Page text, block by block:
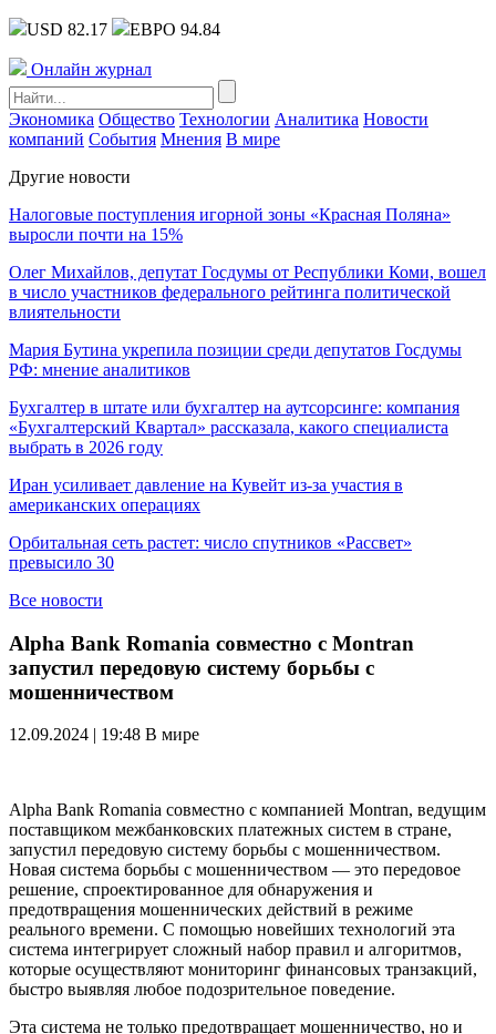
USD 82.17 ЕВРО 94.84
Онлайн журнал
Экономика Общество Технологии Аналитика Новости
компаний События Мнения В мире
Другие новости
Налоговые поступления игорной зоны «Красная Поляна»
выросли почти на 15%
Олег Михайлов, депутат Госдумы от Республики Коми, вошел
в число участников федерального рейтинга политической
влиятельности
Мария Бутина укрепила позиции среди депутатов Госдумы
РФ: мнение аналитиков
Бухгалтер в штате или бухгалтер на аутсорсинге: компания
«Бухгалтерский Квартал» рассказала, какого специалиста
выбрать в 2026 году
Иран усиливает давление на Кувейт из-за участия в
американских операциях
Орбитальная сеть растет: число спутников «Рассвет»
превысило 30
Все новости
Alpha Bank Romania совместно с Montran
запустил передовую систему борьбы с
мошенничеством
12.09.2024 | 19:48 В мире
Alpha Bank Romania совместно с компанией Montran, ведущим
поставщиком межбанковских платежных систем в стране,
запустил передовую систему борьбы с мошенничеством.
Новая система борьбы с мошенничеством — это передовое
решение, спроектированное для обнаружения и
предотвращения мошеннических действий в режиме
реального времени. С помощью новейших технологий эта
система интегрирует сложный набор правил и алгоритмов,
которые осуществляют мониторинг финансовых транзакций,
быстро выявляя любое подозрительное поведение.
Эта система не только предотвращает мошенничество, но и